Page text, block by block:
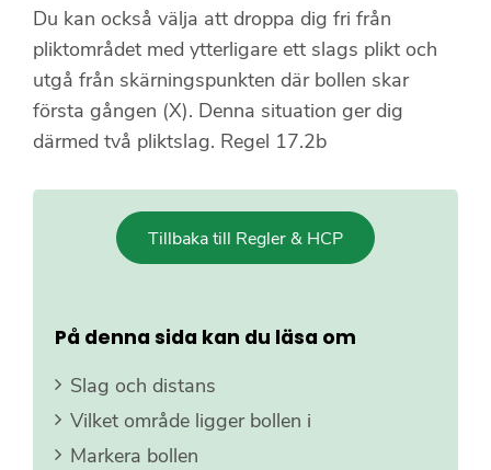
Du kan också välja att droppa dig fri från
pliktområdet med ytterligare ett slags plikt och
utgå från skärningspunkten där bollen skar
första gången (X). Denna situation ger dig
därmed två pliktslag. Regel 17.2b
Tillbaka till Regler & HCP
På denna sida kan du läsa om
Slag och distans
Vilket område ligger bollen i
Markera bollen